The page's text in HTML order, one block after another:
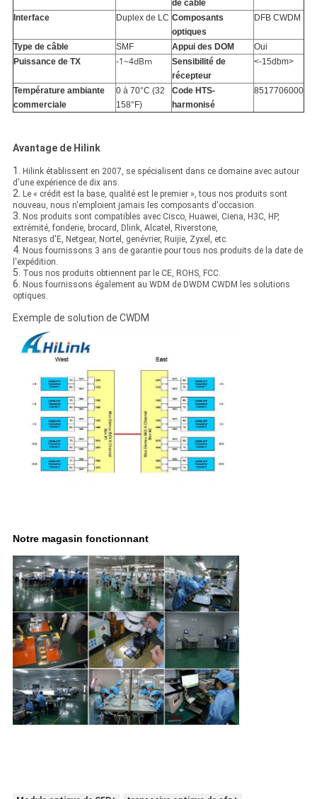
de câble
Interface
Duplex de LC Composants
optiques
DFB CWDM
Type de câble SMF Appui des DOM
Oui
Puissance de TX
-1~4dBm
Sensibilité de
récepteur
<-15dbm>
Température ambiante
commerciale
0 à 70°C (32
158°F)
Code HTS-
harmonisé
8517706000
Avantage de Hilink
1. Hilink établissent en 2007, se spécialisent dans ce domaine avec autour
d'une expérience de dix ans.
2. Le « crédit est la base, qualité est le premier », tous nos produits sont
nouveau, nous n'emploient jamais les composants d'occasion.
3. Nos produits sont compatibles avec Cisco, Huawei, Ciena, H3C, HP,
extrémité, fonderie, brocard, Dlink, Alcatel, Riverstone,
Nterasys d'E, Netgear, Nortel, genévrier, Ruijie, Zyxel, etc.
4. Nous fournissons 3 ans de garantie pour tous nos produits de la date de
l'expédition.
5. Tous nos produits obtiennent par le CE, ROHS, FCC.
6. Nous fournissons également au WDM de DWDM CWDM les solutions
optiques.
Exemple de solution de CWDM
Notre magasin fonctionnant